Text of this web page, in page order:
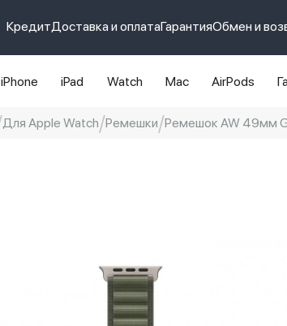
КредитДоставка и оплатаГарантияОбмен и
iPhone iPad Watch Mac AirPods
Для Apple Watch Ремешки Ремешок AW 49мм